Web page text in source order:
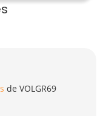
de VOLGR69